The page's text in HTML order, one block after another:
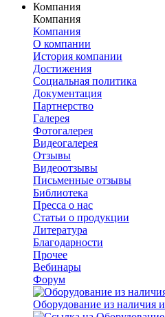
Компания
Компания
Компания
О компании
История компании
Достижения
Социальная политика
Документация
Партнерство
Галерея
Фотогалерея
Видеогалерея
Отзывы
Видеоотзывы
Письменные отзывы
Библиотека
Пресса о нас
Статьи о продукции
Литература
Благодарности
Прочее
Вебинары
Форум
Оборудование из наличия